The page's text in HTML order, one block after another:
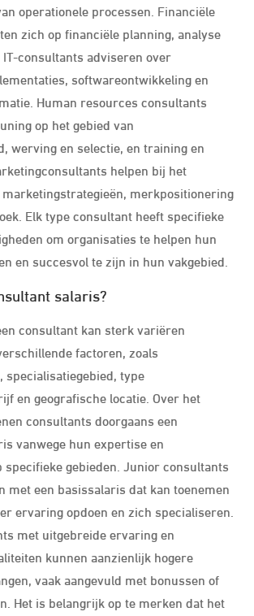
operationele processen. Financiële
zich op financiële planning, analyse
consultants adviseren over
softwareontwikkeling en
Human resources consultants
op het gebied van
werving en selectie, en training en
helpen bij het
merkpositionering
Elk type consultant heeft specifieke
om organisaties te helpen hun
en succesvol te zijn in hun vakgebied.
salaris?
consultant kan sterk variëren
factoren, zoals
specialisatiegebied, type
en geografische locatie. Over het
consultants doorgaans een
vanwege hun expertise en
specifieke gebieden. Junior consultants
met een basissalaris dat kan toenemen
ervaring opdoen en zich specialiseren.
met uitgebreide ervaring en
kunnen aanzienlijk hogere
vaak aangevuld met bonussen of
Het is belangrijk op te merken dat het